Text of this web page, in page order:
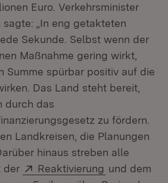
Euro. Verkehrsminister
„In eng getakteten
Sekunde. Selbst wenn der
Maßnahme gering wirkt,
Summe spürbar positiv auf die
Das Land steht bereit,
durch das
zu fördern.
Landkreisen, die Planungen
hinaus streben alle
der
Extern:
Reaktivierung (Öffnet in
und dem